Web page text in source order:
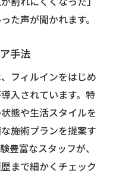
た声が聞かれます。
手法
フィルインをはじめ
入されています。特
態や生活スタイルを
施術プランを提案す
豊富なスタッフが、
まで細かくチェック